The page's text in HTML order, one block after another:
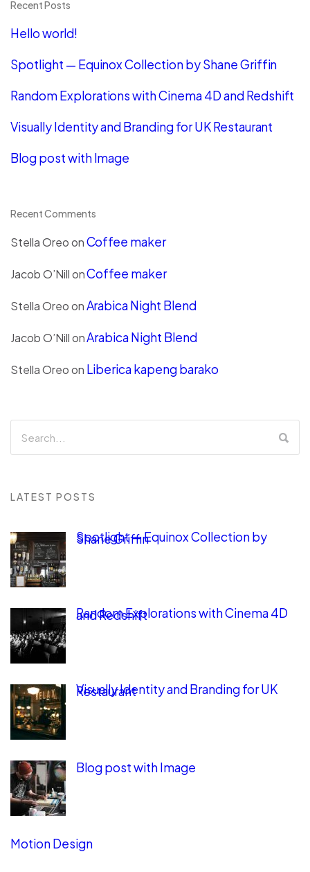
Recent Posts
Hello world!
Spotlight — Equinox Collection by Shane Griffin
Random Explorations with Cinema 4D and Redshift
Visually Identity and Branding for UK Restaurant
Blog post with Image
Recent Comments
Stella OreoonCoffee maker
Jacob O’NillonCoffee maker
Stella OreoonArabica Night Blend
Jacob O’NillonArabica Night Blend
Stella Oreoon Liberica kapeng barako
LATEST POSTS
Spotlight — Equinox Collection by
Shane Griffin
Random Explorations with Cinema 4D
and Redshift
Visually Identity and Branding for UK
Restaurant
Blog post with Image
Motion Design